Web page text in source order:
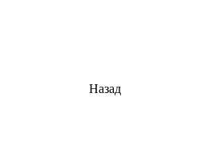
Назад